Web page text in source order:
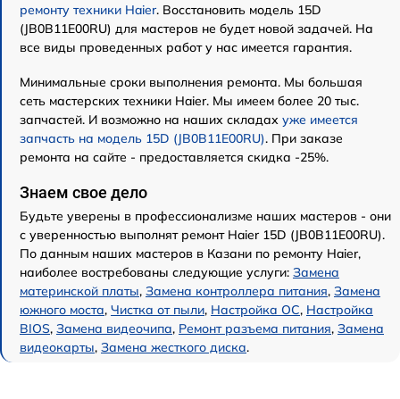
ремонту техники Haier. Восстановить модель 15D
(JB0B11E00RU) для мастеров не будет новой задачей. На
все виды проведенных работ у нас имеется гарантия.
Минимальные сроки выполнения ремонта. Мы большая
сеть мастерских техники Haier. Мы имеем более 20 тыс.
запчастей. И возможно на наших складах уже имеется
запчасть на модель 15D (JB0B11E00RU). При заказе
ремонта на сайте - предоставляется скидка -25%.
Знаем свое дело
Будьте уверены в профессионализме наших мастеров - они
с уверенностью выполнят ремонт Haier 15D (JB0B11E00RU).
По данным наших мастеров в Казани по ремонту Haier,
наиболее востребованы следующие услуги: Замена
материнской платы, Замена контроллера питания, Замена
южного моста, Чистка от пыли, Настройка ОС, Настройка
BIOS, Замена видеочипа, Ремонт разъема питания, Замена
видеокарты, Замена жесткого диска.